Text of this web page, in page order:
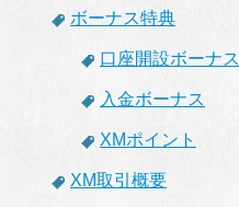
ボーナス特典
口座開設ボーナス
入金ボーナス
XMポイント
XM取引概要